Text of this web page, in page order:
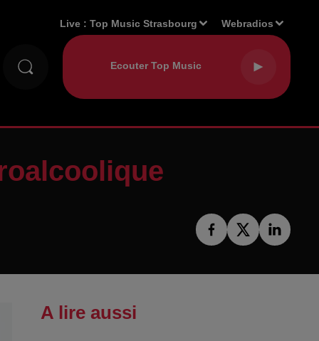
Live :Top Music Strasbourg Webradios
A lire aussi